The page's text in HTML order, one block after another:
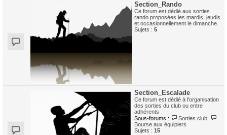
Section_Rando
Ce forum est dédié aux sorties
rando proposées les mardis, jeudis
et occasionnellement le dimanche.
Sujets : 5
Section_Escalade
Ce forum est dédié à l'organisation
des sorties du club ou entre
adhérents
Sous-forums :
Sorties club
Bourse aux équipiers
Sujets : 15